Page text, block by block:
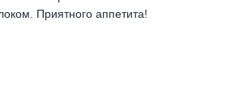
Приятного аппетита!